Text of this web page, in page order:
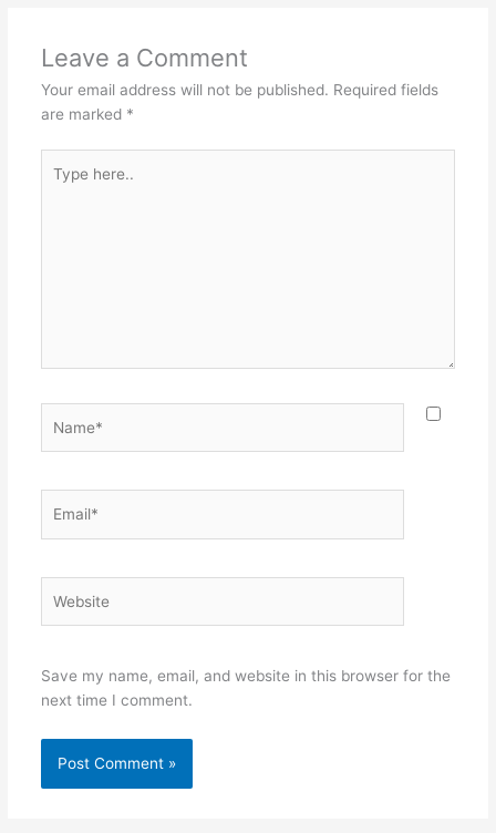
Leave a Comment
Your email address will not be published. Required fields
are marked *
here..
Save my name, email, and website in this browser for the
next time I comment.